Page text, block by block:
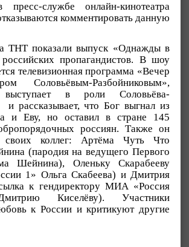
службе онлайн-кинотеатра
комментировать данную
ТНТ показали выпуск «Однажды в
пропагандистов. В шоу
телевизионная программа «Вечер
Соловьёвым-Разбойниковым»,
выступает в роли Соловьёва-
и рассказывает, что Бог выгнал из
и Еву, но оставил в стране 145
россиян. Также он
своих коллег: Артёма Чуть Что
(пародия на ведущего Первого
Шейнина), Оленьку Скарабееву
1» Ольга Скабеева) и Дмитрия
к гендиректору МИА «Россия
Киселёву). Участники
к России и критикуют другие